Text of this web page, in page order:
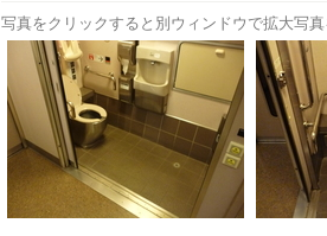
写真をクリックすると別ウィンドウで拡大写真